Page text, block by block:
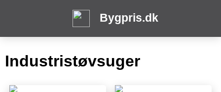
Bygpris.dk
Industristøvsuger